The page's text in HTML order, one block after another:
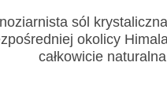
sól
okolicy
całkowicie